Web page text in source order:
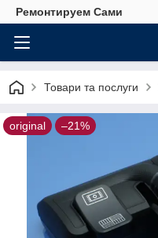
Ремонтируем Сами
Товари та послуги
original –21%